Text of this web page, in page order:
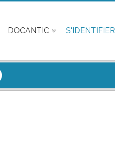
DOCANTIC S'IDENTIFIER